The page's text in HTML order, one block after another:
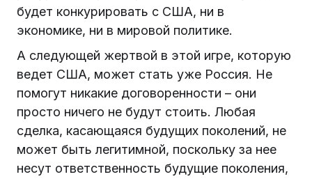
будет конкурировать с США, ни в
экономике, ни в мировой политике.
А следующей жертвой в этой игре, которую
ведет США, может стать уже Россия. Не
помогут никакие договоренности – они
просто ничего не будут стоить. Любая
сделка, касающаяся будущих поколений, не
может быть легитимной, поскольку за нее
несут ответственность будущие поколения,